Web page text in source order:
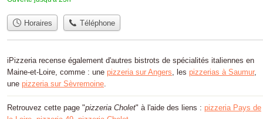
Horaires Téléphone
iPizzeria recense également d'autres bistrots de spécialités italiennes en
Maine-et-Loire, comme : une pizzeria sur Angers, les pizzerias à Saumur,
une pizzeria sur Sèvremoine.
Retrouvez cette page "pizzeria Cholet" à l'aide des liens : pizzeria Pays de